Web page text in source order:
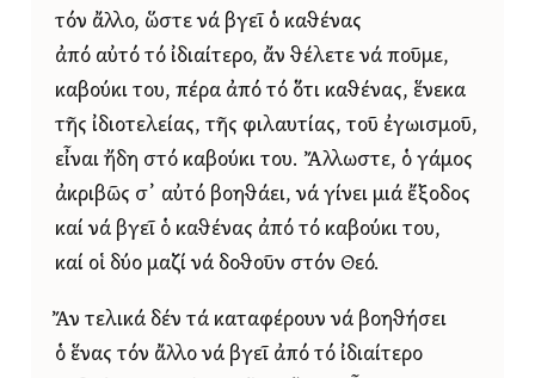
τόν ἄλλο, ὥστε νά βγεῖ ὁ καθένας
ἀπό αὐτό τό ἰδιαίτερο, ἄν θέλετε νά ποῦμε,
καβούκι του, πέρα ἀπό τό ὅτι καθένας, ἕνεκα
τῆς ἰδιοτελείας, τῆς φιλαυτίας, τοῦ ἐγωισμοῦ,
εἶναι ἤδη στό καβούκι του. Ἄλλωστε, ὁ γάμος
ἀκριβῶς σ᾿ αὐτό βοηθάει, νά γίνει μιά ἔξοδος
καί νά βγεῖ ὁ καθένας ἀπό τό καβούκι του,
καί οἱ δύο μαζί νά δοθοῦν στόν Θεό.
Ἄν τελικά δέν τά καταφέρουν νά βοηθήσει
ὁ ἕνας τόν ἄλλο νά βγεῖ ἀπό τό ἰδιαίτερο